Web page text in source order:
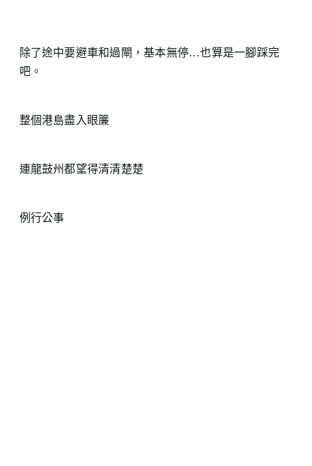
除了途中要避車和過閘，基本無停…也算是一腳踩完
吧。
整個港島盡入眼簾
連龍鼓州都望得清清楚楚
例行公事